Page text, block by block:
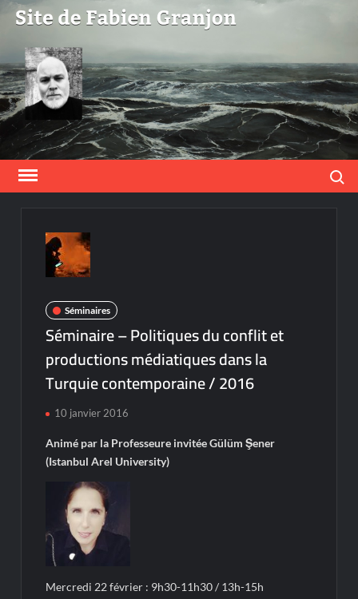
Skip
content
Séminaires
Séminaire – Politiques du conflit et
productions médiatiques dans la
Turquie contemporaine / 2016
10 janvier 2016
Animé par la Professeure invitée Gülüm Şener
(Istanbul Arel University)
Mercredi 22 février : 9h30-11h30 / 13h-15h